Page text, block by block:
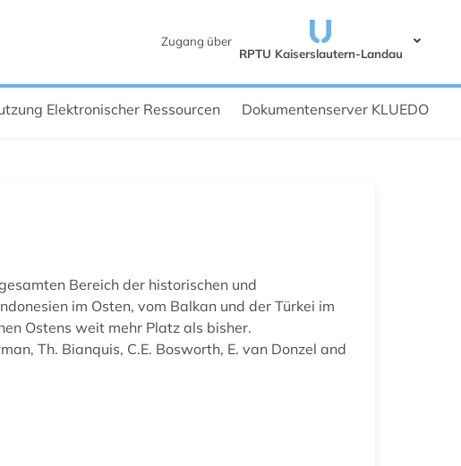
Zugang über
RPTU Kaiserslautern-Landau
Elektronischer Ressourcen Dokumentenserver KLUEDO
Bereich der historischen und
im Osten, vom Balkan und der Türkei im
Ostens weit mehr Platz als bisher.
Th. Bianquis, C.E. Bosworth, E. van Donzel and